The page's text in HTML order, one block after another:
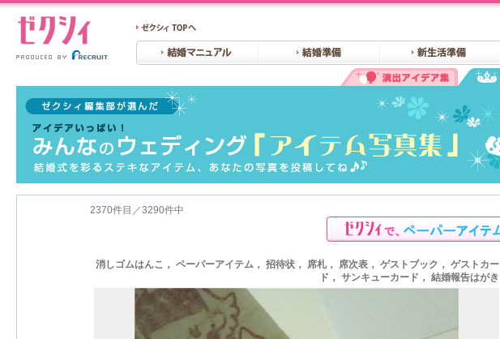
2370件目／3290件中
消しゴムはんこ， ペーパーアイテム， 招待状， 席札， 席次表， ゲストブック， ゲストカー
ド， サンキューカード， 結婚報告はがき